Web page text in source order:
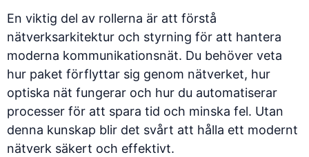
En viktig del av rollerna är att förstå
nätverksarkitektur och styrning för att hantera
moderna kommunikationsnät. Du behöver veta
hur paket förflyttar sig genom nätverket, hur
optiska nät fungerar och hur du automatiserar
processer för att spara tid och minska fel. Utan
denna kunskap blir det svårt att hålla ett modernt
nätverk säkert och effektivt.